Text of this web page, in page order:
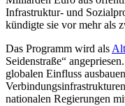
Infrastruktur- und
kündigte sie vor mehr als
Das Programm wird als
Seidenstraße“
globalen Einfluss
nationalen Regierungen